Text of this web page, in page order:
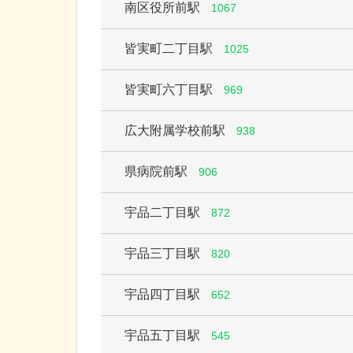
南区役所前駅 1067
皆実町二丁目駅 1025
皆実町六丁目駅 969
広大附属学校前駅 938
県病院前駅 906
宇品二丁目駅 872
宇品三丁目駅 820
宇品四丁目駅 652
宇品五丁目駅 545